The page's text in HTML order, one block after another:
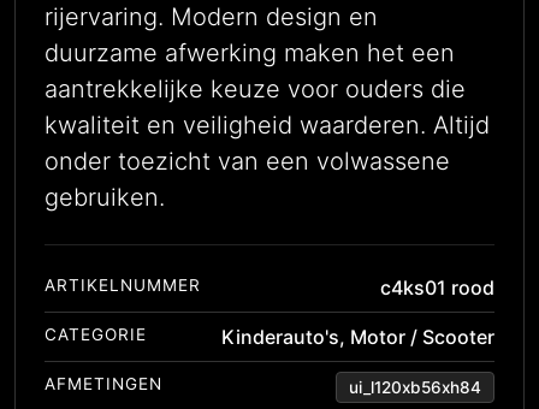
rijervaring. Modern design en
duurzame afwerking maken het een
aantrekkelijke keuze voor ouders die
kwaliteit en veiligheid waarderen. Altijd
onder toezicht van een volwassene
gebruiken.
ARTIKELNUMMER c4ks01 rood
CATEGORIE Kinderauto's, Motor / Scooter
AFMETINGEN ui_l120xb56xh84